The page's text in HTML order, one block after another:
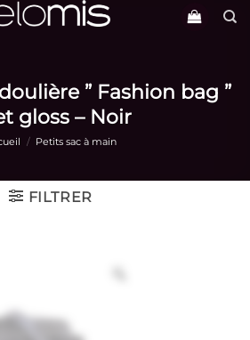
” Fashion bag ”
gloss – Noir
/ Petits sac à main
FILTRER